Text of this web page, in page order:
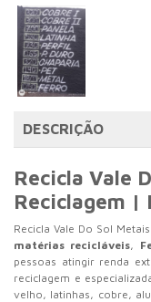
DESCRIÇÃO
Recicla Vale
Reciclagem |
Recicla Vale Do Sol
matérias recicláveis,
pessoas atingir renda
reciclagem e
velho, latinhas, cobre,